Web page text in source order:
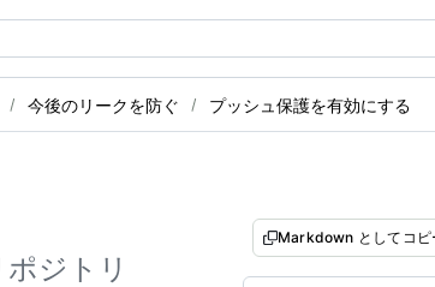
今後のリークを防ぐ プッシュ保護を有効にする
ジトリ
Markdown としてコピ